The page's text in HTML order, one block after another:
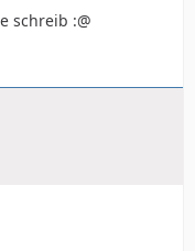
schreib :@